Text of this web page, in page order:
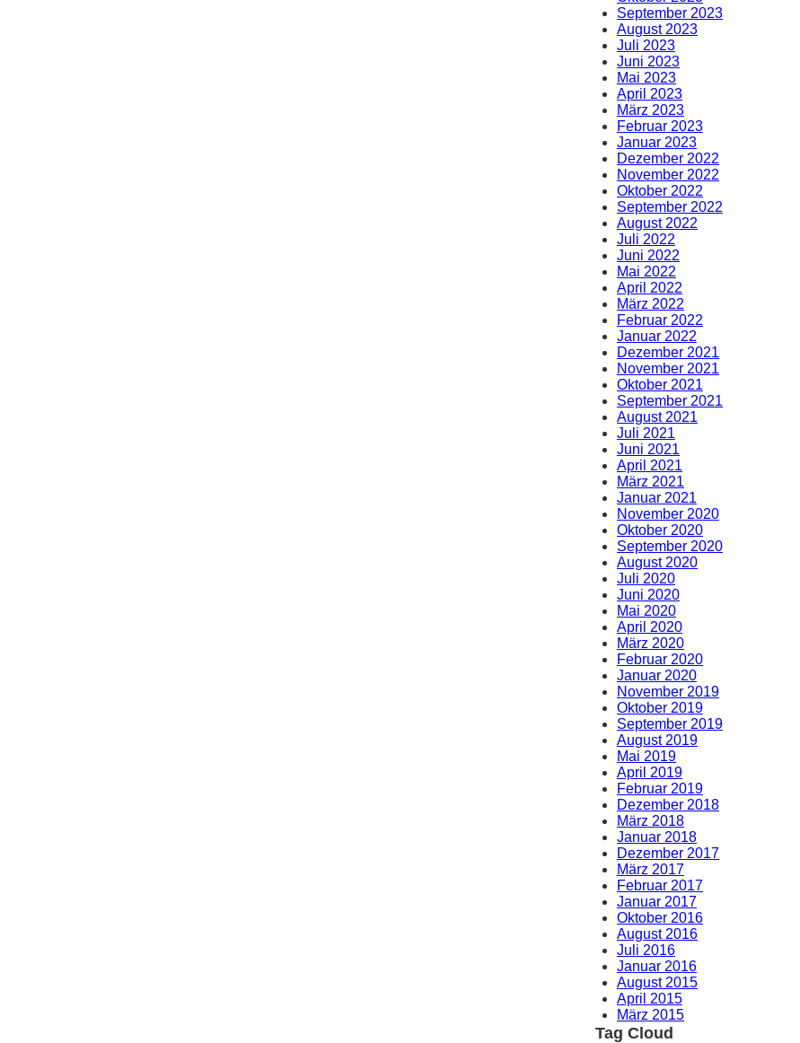
September 2023
August 2023
Juli 2023
Juni 2023
Mai 2023
April 2023
März 2023
Februar 2023
Januar 2023
Dezember 2022
November 2022
Oktober 2022
September 2022
August 2022
Juli 2022
Juni 2022
Mai 2022
April 2022
März 2022
Februar 2022
Januar 2022
Dezember 2021
November 2021
Oktober 2021
September 2021
August 2021
Juli 2021
Juni 2021
April 2021
März 2021
Januar 2021
November 2020
Oktober 2020
September 2020
August 2020
Juli 2020
Juni 2020
Mai 2020
April 2020
März 2020
Februar 2020
Januar 2020
November 2019
Oktober 2019
September 2019
August 2019
Mai 2019
April 2019
Februar 2019
Dezember 2018
März 2018
Januar 2018
Dezember 2017
März 2017
Februar 2017
Januar 2017
Oktober 2016
August 2016
Juli 2016
Januar 2016
August 2015
April 2015
März 2015
Tag Cloud